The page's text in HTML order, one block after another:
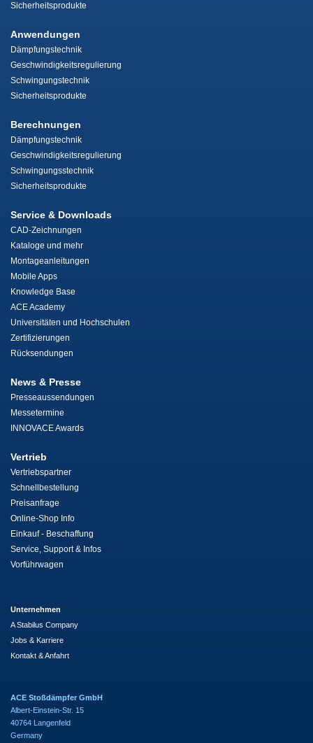
Sicherheitsprodukte
Anwendungen
Dämpfungstechnik
Geschwindigkeitsregulierung
Schwingungstechnik
Sicherheitsprodukte
Berechnungen
Dämpfungstechnik
Geschwindigkeitsregulierung
Schwingungsstechnik
Sicherheitsprodukte
Service & Downloads
CAD-Zeichnungen
Kataloge und mehr
Montageanleitungen
Mobile Apps
Knowledge Base
ACE Academy
Universitäten und Hochschulen
Zertifizierungen
Rücksendungen
News & Presse
Presseaussendungen
Messetermine
INNOVACE Awards
Vertrieb
Vertriebspartner
Schnellbestellung
Preisanfrage
Online-Shop Info
Einkauf - Beschaffung
Service, Support & Infos
Vorführwagen
Unternehmen
A Stabilus Company
Jobs & Karriere
Kontakt & Anfahrt
ACE Stoßdämpfer GmbH
Albert-Einstein-Str. 15
40764 Langenfeld
Germany